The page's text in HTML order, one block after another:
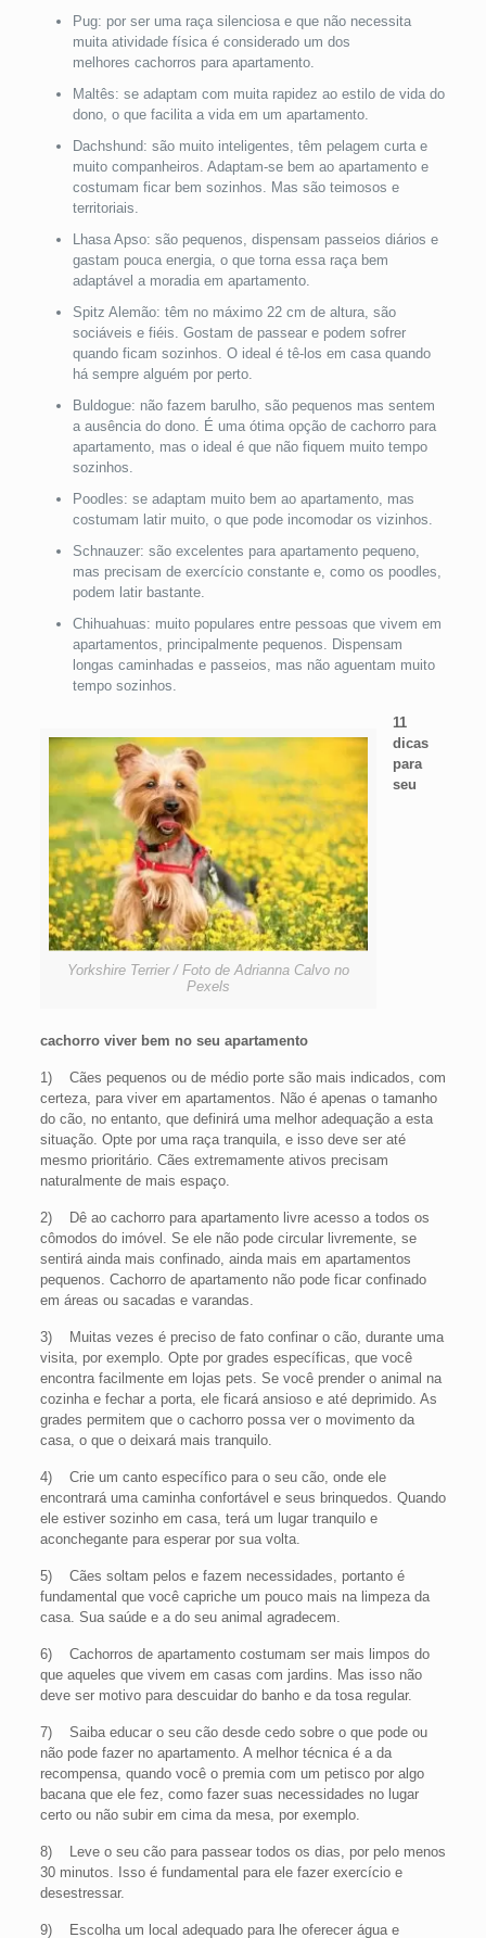
Pug: por ser uma raça silenciosa e que não necessita
muita atividade física é considerado um dos
melhores cachorros para apartamento.
Maltês: se adaptam com muita rapidez ao estilo de vida do
dono, o que facilita a vida em um apartamento.
Dachshund: são muito inteligentes, têm pelagem curta e
muito companheiros. Adaptam-se bem ao apartamento e
costumam ficar bem sozinhos. Mas são teimosos e
territoriais.
Lhasa Apso: são pequenos, dispensam passeios diários e
gastam pouca energia, o que torna essa raça bem
adaptável a moradia em apartamento.
Spitz Alemão: têm no máximo 22 cm de altura, são
sociáveis e fiéis. Gostam de passear e podem sofrer
quando ficam sozinhos. O ideal é tê-los em casa quando
há sempre alguém por perto.
Buldogue: não fazem barulho, são pequenos mas sentem
a ausência do dono. É uma ótima opção de cachorro para
apartamento, mas o ideal é que não fiquem muito tempo
sozinhos.
Poodles: se adaptam muito bem ao apartamento, mas
costumam latir muito, o que pode incomodar os vizinhos.
Schnauzer: são excelentes para apartamento pequeno,
mas precisam de exercício constante e, como os poodles,
podem latir bastante.
Chihuahuas: muito populares entre pessoas que vivem em
apartamentos, principalmente pequenos. Dispensam
longas caminhadas e passeios, mas não aguentam muito
tempo sozinhos.
Yorkshire Terrier / Foto de Adrianna Calvo no
Pexels
11
dicas
para
seu
cachorro viver bem no seu apartamento
1) Cães pequenos ou de médio porte são mais indicados, com
certeza, para viver em apartamentos. Não é apenas o tamanho
do cão, no entanto, que definirá uma melhor adequação a esta
situação. Opte por uma raça tranquila, e isso deve ser até
mesmo prioritário. Cães extremamente ativos precisam
naturalmente de mais espaço.
2) Dê ao cachorro para apartamento livre acesso a todos os
cômodos do imóvel. Se ele não pode circular livremente, se
sentirá ainda mais confinado, ainda mais em apartamentos
pequenos. Cachorro de apartamento não pode ficar confinado
em áreas ou sacadas e varandas.
3) Muitas vezes é preciso de fato confinar o cão, durante uma
visita, por exemplo. Opte por grades específicas, que você
encontra facilmente em lojas pets. Se você prender o animal na
cozinha e fechar a porta, ele ficará ansioso e até deprimido. As
grades permitem que o cachorro possa ver o movimento da
casa, o que o deixará mais tranquilo.
4) Crie um canto específico para o seu cão, onde ele
encontrará uma caminha confortável e seus brinquedos. Quando
ele estiver sozinho em casa, terá um lugar tranquilo e
aconchegante para esperar por sua volta.
5) Cães soltam pelos e fazem necessidades, portanto é
fundamental que você capriche um pouco mais na limpeza da
casa. Sua saúde e a do seu animal agradecem.
6) Cachorros de apartamento costumam ser mais limpos do
que aqueles que vivem em casas com jardins. Mas isso não
deve ser motivo para descuidar do banho e da tosa regular.
7) Saiba educar o seu cão desde cedo sobre o que pode ou
não pode fazer no apartamento. A melhor técnica é a da
recompensa, quando você o premia com um petisco por algo
bacana que ele fez, como fazer suas necessidades no lugar
certo ou não subir em cima da mesa, por exemplo.
8) Leve o seu cão para passear todos os dias, por pelo menos
30 minutos. Isso é fundamental para ele fazer exercício e
desestressar.
9) Escolha um local adequado para lhe oferecer água e